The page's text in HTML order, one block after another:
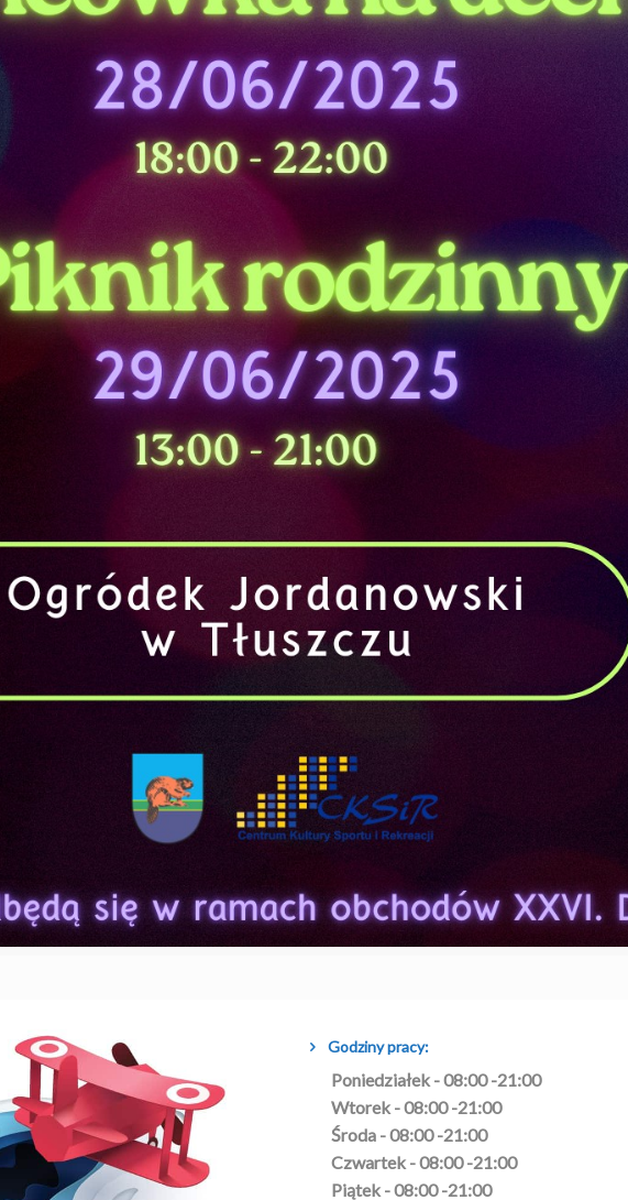
Godziny pracy:
Poniedziałek - 08:00 -21:00
Wtorek - 08:00 -21:00
Środa - 08:00 -21:00
Czwartek - 08:00 -21:00
Piątek - 08:00 -21:00